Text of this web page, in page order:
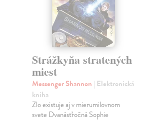
Strážkyňa stratených
miest
Messenger Shannon | Elektronická
kniha
Zlo existuje aj v mierumilovnom
svete Dvanásťročná Sophie